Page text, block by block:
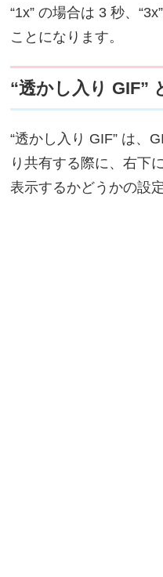
“1x” の場合は 3 秒、
ことになります。
“透かし入り GIF”
“透かし入り GIF” は、
り共有する際に、右下
表示するかどうかの設